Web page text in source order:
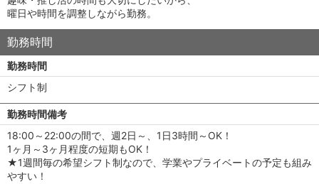
曜日や時間を調整しながら勤務。
勤務時間
勤務時間
シフト制
勤務時間備考
18:00～22:00の間で、週2日～、1日3時間～OK！
1ヶ月～3ヶ月程度の短期もOK！
★1週間毎の希望シフト制なので、学業やプライベートの予定も組み
やすい！